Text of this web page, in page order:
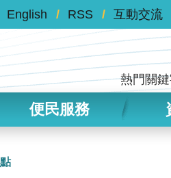
English RSS 互動交流
熱門關
便民服務